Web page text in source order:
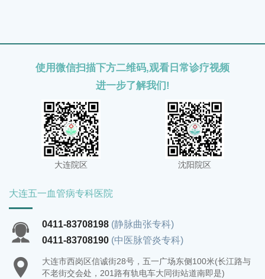
使用微信扫描下方二维码,观看日常诊疗视频
进一步了解我们!
大连院区 沈阳院区
大连五一血管病专科医院
0411-83708198 (静脉曲张专科)
0411-83708190 (中医脉管炎专科)
大连市西岗区信诚街28号，五一广场东侧100米(长江路与
不老街交会处，201路有轨电车大同街站道南即是)